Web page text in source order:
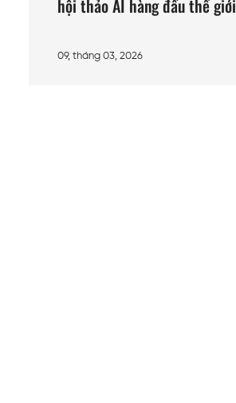
hội thảo AI hàng đầu thế giới
09, tháng 03, 2026